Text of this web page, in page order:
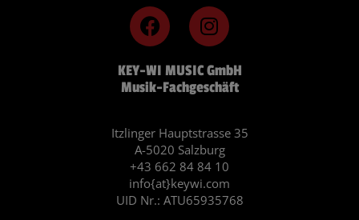
KEY-WI MUSIC GmbH
Musik-Fachgeschäft
Itzlinger Hauptstrasse 35
A-5020 Salzburg
+43 662 84 84 10
info{at}keywi.com
UID Nr.: ATU65935768
F
a
c
e
b
o
k
I
n
s
t
a
r
a
m